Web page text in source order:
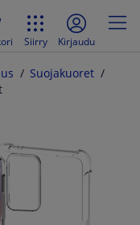
Siirry Kirjaudu
Suojakuoret